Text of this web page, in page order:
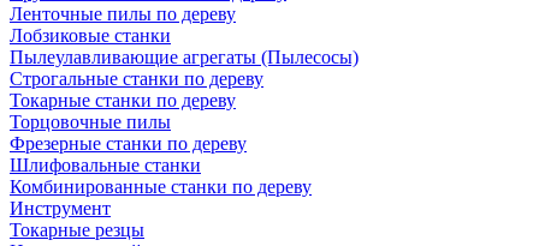
Ленточные пилы по дереву
Лобзиковые станки
Пылеулавливающие агрегаты (Пылесосы)
Строгальные станки по дереву
Токарные станки по дереву
Торцовочные пилы
Фрезерные станки по дереву
Шлифовальные станки
Комбинированные станки по дереву
Инструмент
Токарные резцы